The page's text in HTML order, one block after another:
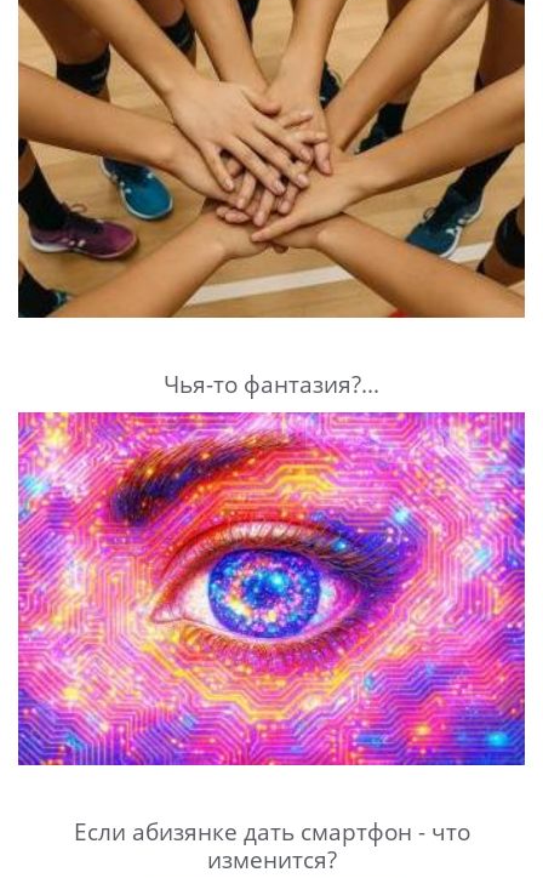
Чья-то фантазия?...
Если абизянке дать смартфон - что
изменится?